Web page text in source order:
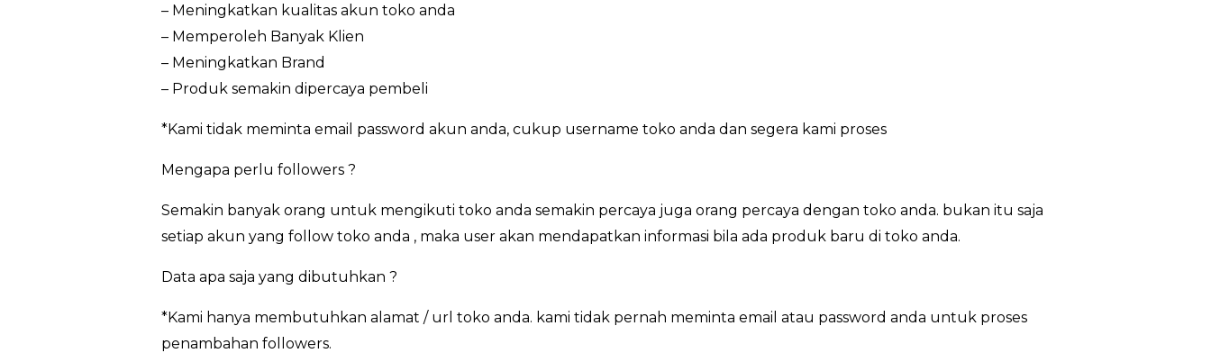
– Meningkatkan kualitas akun toko anda
– Memperoleh Banyak Klien
– Meningkatkan Brand
– Produk semakin dipercaya pembeli
*Kami tidak meminta email password akun anda, cukup username toko anda dan segera kami proses
Mengapa perlu followers ?
Semakin banyak orang untuk mengikuti toko anda semakin percaya juga orang percaya dengan toko anda. bukan itu saja
setiap akun yang follow toko anda , maka user akan mendapatkan informasi bila ada produk baru di toko anda.
Data apa saja yang dibutuhkan ?
*Kami hanya membutuhkan alamat / url toko anda. kami tidak pernah meminta email atau password anda untuk proses
penambahan followers.